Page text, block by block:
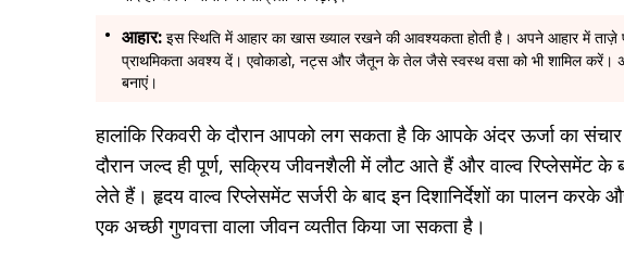
आहार: इस स्थिति में आहार का खास ख्याल रखने की आवश्यकता होती है। अपने आहार में ताज़े
प्राथमिकता अवश्य दें। एवोकाडो, नट्स और जैतून के तेल जैसे स्वस्थ वसा को भी शामिल
बनाएं।
हालांकि रिकवरी के दौरान आपको लग सकता है कि आपके अंदर ऊर्जा का
दौरान जल्द ही पूर्ण, सक्रिय जीवनशैली में लौट आते हैं और वाल्व रिप्लेसमेंट
लेते हैं। हृदय वाल्व रिप्लेसमेंट सर्जरी के बाद इन दिशानिर्देशों का पालन
एक अच्छी गुणवत्ता वाला जीवन व्यतीत किया जा सकता है।